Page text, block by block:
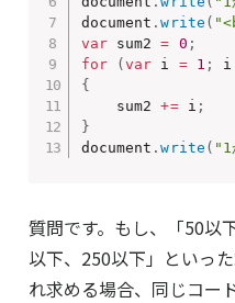
document .write (
var sum2 = 0 ;
for
(var i = 1 ;
{
    sum2
+= i ;
}
document .write ( "1
質問です。もし、「50以
以下、250以下」といっ
れ求める場合、同じコー